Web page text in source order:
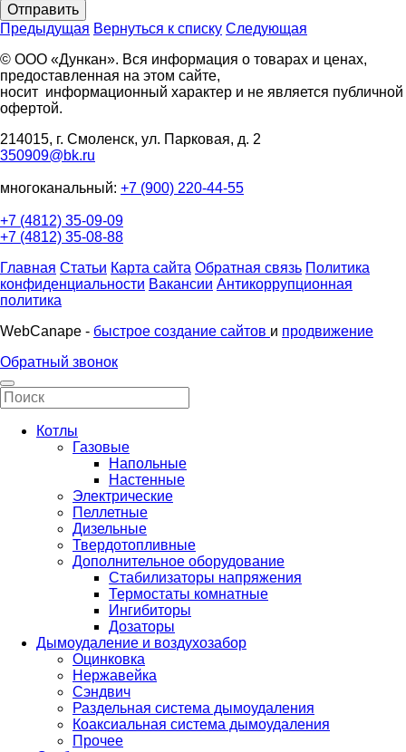
Отправить
Предыдущая Вернуться к списку Следующая
© ООО «Дункан». Вся информация о товарах и ценах,
предоставленная на этом сайте,
носит информационный характер и не является публичной
офертой.
214015, г. Смоленск, ул. Парковая, д. 2
350909@bk.ru
многоканальный: +7 (900) 220-44-55
+7 (4812) 35-09-09
+7 (4812) 35-08-88
Главная Статьи Карта сайта Обратная связь Политика
конфиденциальности Вакансии Антикоррупционная
политика
WebCanape - быстрое создание сайтов и продвижение
Обратный звонок
Котлы
Газовые
Напольные
Настенные
Электрические
Пеллетные
Дизельные
Твердотопливные
Дополнительное оборудование
Стабилизаторы напряжения
Термостаты комнатные
Ингибиторы
Дозаторы
Дымоудаление и воздухозабор
Оцинковка
Нержавейка
Сэндвич
Раздельная система дымоудаления
Коаксиальная система дымоудаления
Прочее